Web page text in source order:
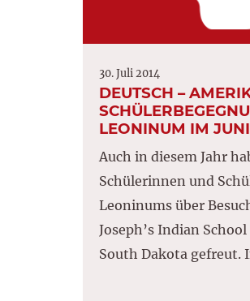
30. Juli 2014
DEUTSCH –
LEONINUM IM
Auch in diesem Jahr
Schülerinnen und
Leoninums über
Joseph’s Indian
South Dakota gefreut.